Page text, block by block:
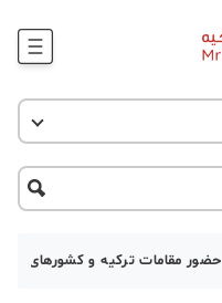
وبلاگ
جاذبه گردشگری
حضور مقامات ترکیه و کشورهای